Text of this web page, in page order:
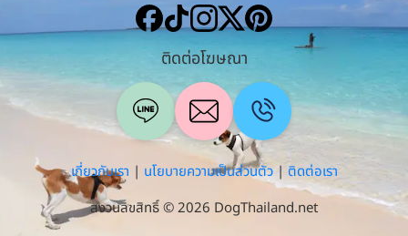
ติดต่อโฆษณา
เกี่ยวกับเรา | นโยบายความเป็นส่วนตัว| ติดต่อเรา
สงวนลิขสิทธิ์ © 2026 DogThailand.net